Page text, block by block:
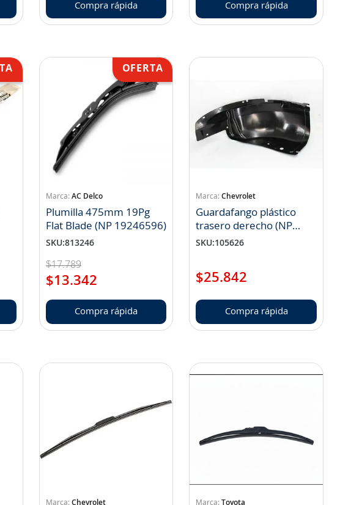
Compra rápida Compra rápida
AC Delco
Plumilla 475mm 19Pg
Flat Blade (NP 19246596)
SKU:813246
$17.789
$13.342
Compra rápida
Chevrolet
Guardafango plástico
trasero derecho (NP
8972348631)
SKU:105626
$25.842
Compra rápida
Chevrolet Toyota